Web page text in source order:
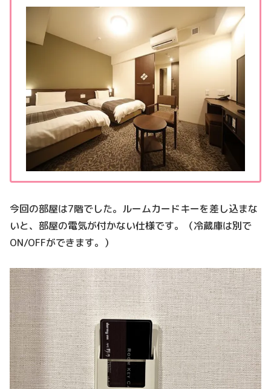
今回の部屋は7階でした。ルームカードキーを差し込まな
いと、部屋の電気が付かない仕様です。（冷蔵庫は別で
ON/OFFができます。）